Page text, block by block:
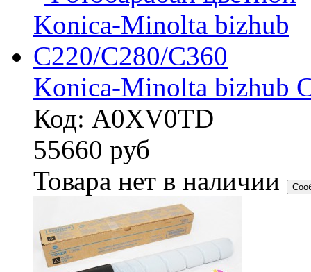
Konica-Minolta bizhub
Код: A0XV0TD
55660 руб
Товара нет в наличии